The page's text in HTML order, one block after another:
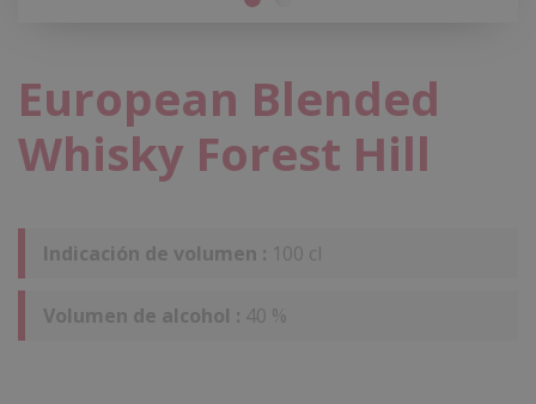
European Blended
Whisky Forest Hill
Indicación de volumen : 100 cl
Volumen de alcohol : 40 %